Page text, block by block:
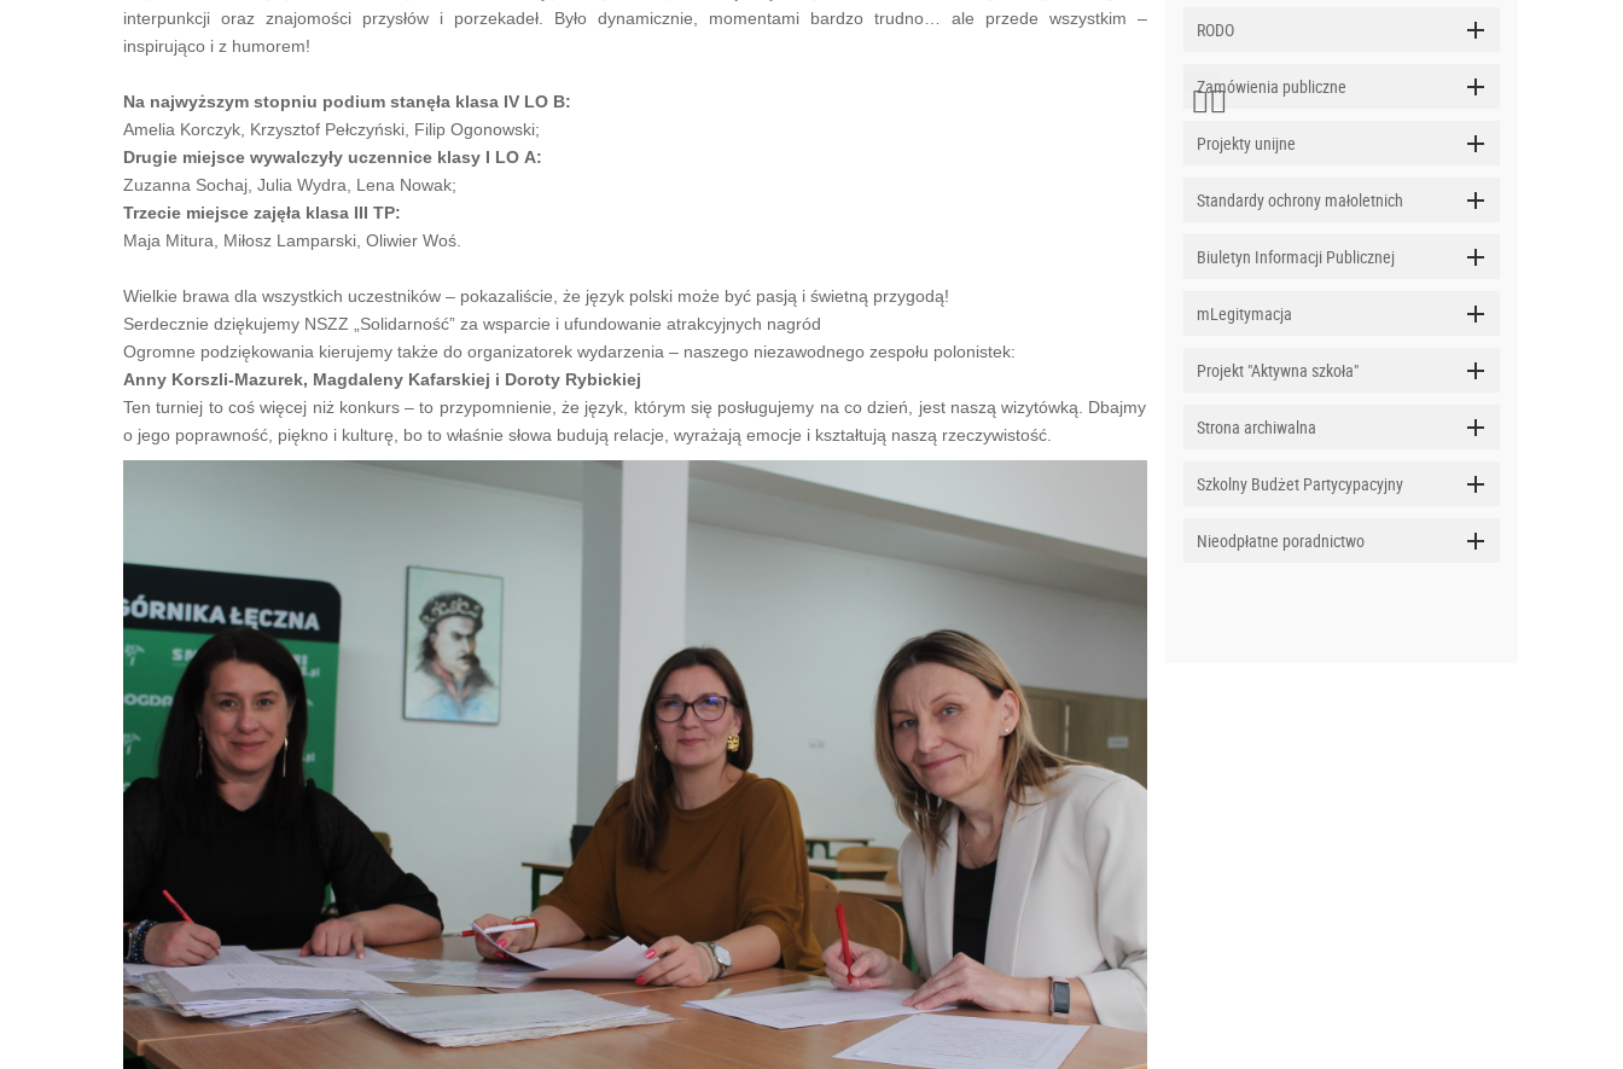
interpunkcji oraz znajomości przysłów i porzekadeł. Było dynamicznie, momentami bardzo trudno… ale przede wszystkim –
inspirująco i z humorem!
Na najwyższym stopniu podium stanęła klasa IV LO B:
Amelia Korczyk, Krzysztof Pełczyński, Filip Ogonowski;
Drugie miejsce wywalczyły uczennice klasy I LO A:
Zuzanna Sochaj, Julia Wydra, Lena Nowak;
Trzecie miejsce zajęła klasa III TP:
Maja Mitura, Miłosz Lamparski, Oliwier Woś.
Wielkie brawa dla wszystkich uczestników – pokazaliście, że język polski może być pasją i świetną przygodą!
Serdecznie dziękujemy NSZZ „Solidarność” za wsparcie i ufundowanie atrakcyjnych nagród
Ogromne podziękowania kierujemy także do organizatorek wydarzenia – naszego niezawodnego zespołu polonistek:
Anny Korszli-Mazurek, Magdaleny Kafarskiej i Doroty Rybickiej
Ten turniej to coś więcej niż konkurs – to przypomnienie, że język, którym się posługujemy na co dzień, jest naszą wizytówką. Dbajmy
o jego poprawność, piękno i kulturę, bo to właśnie słowa budują relacje, wyrażają emocje i kształtują naszą rzeczywistość.
RODO
Zamówienia publiczne
Projekty unijne
Standardy ochrony małoletnich
Biuletyn Informacji Publicznej
mLegitymacja
Projekt "Aktywna szkoła"
Strona archiwalna
Szkolny Budżet Partycypacyjny
Nieodpłatne poradnictwo